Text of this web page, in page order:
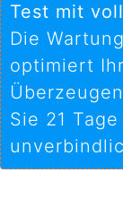
Test mit
Die
optimiert
Sie 21